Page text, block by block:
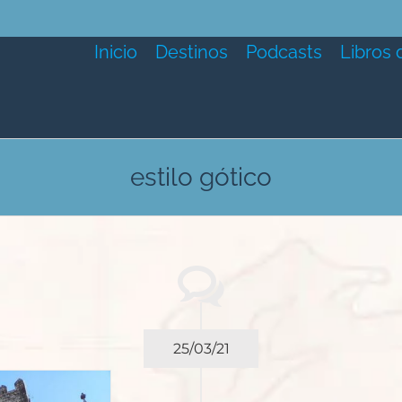
Inicio Destinos Podcasts Libros
estilo gótico
25/03/21